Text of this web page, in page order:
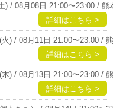
) / 08月08日 21:00〜23:00 / 熊
詳細はこちら >
) / 08月11日 21:00〜23:00 /
詳細はこちら >
) / 08月13日 21:00〜23:00 /
詳細はこちら >